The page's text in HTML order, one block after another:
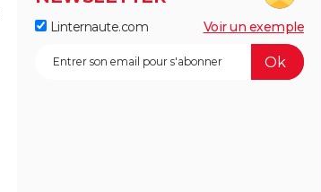
Linternaute.com Voir un exemple